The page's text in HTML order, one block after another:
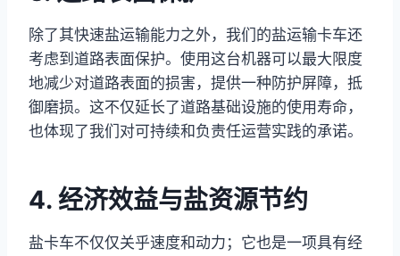
除了其快速盐运输能力之外，我们的盐运输卡车还
考虑到道路表面保护。使用这台机器可以最大限度
地减少对道路表面的损害，提供一种防护屏障，抵
御磨损。这不仅延长了道路基础设施的使用寿命，
也体现了我们对可持续和负责任运营实践的承诺。
4. 经济效益与盐资源节约
盐卡车不仅仅关乎速度和动力；它也是一项具有经